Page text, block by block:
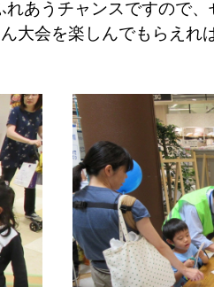
あうチャンスですので
大会を楽しんでもらえれ